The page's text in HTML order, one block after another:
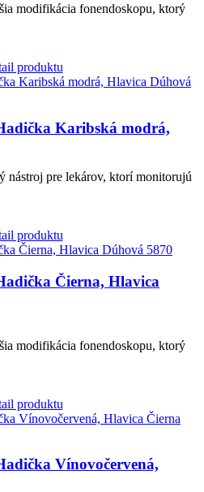
modifikácia fonendoskopu, ktorý
produktu
Karibská modrá,
nástroj pre lekárov, ktorí monitorujú
produktu
Čierna, Hlavica
modifikácia fonendoskopu, ktorý
produktu
Vínovočervená,